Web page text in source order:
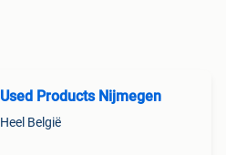
Used Products Nijmegen
Heel België